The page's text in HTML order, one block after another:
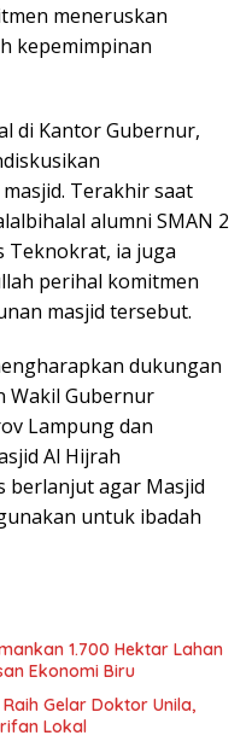
meneruskan
kepemimpinan
di Kantor Gubernur,
Terakhir saat
alumni SMAN 2
Teknokrat, ia juga
perihal komitmen
masjid tersebut.
dukungan
Wakil Gubernur
Lampung dan
Al Hijrah
berlanjut agar Masjid
untuk ibadah
1.700 Hektar Lahan
Ekonomi Biru
Gelar Doktor Unila,
Lokal